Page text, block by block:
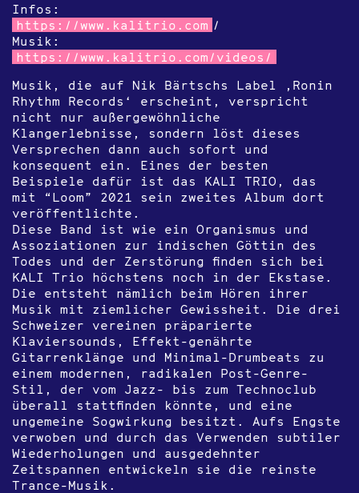
Infos:
https://www.kalitrio.com /
Musik:
https://www.kalitrio.com/videos/
Musik, die auf Nik Bärtschs Label ‚Ronin
Rhythm Records‘ erscheint, verspricht
nicht nur außergewöhnliche
Klangerlebnisse, sondern löst dieses
Versprechen dann auch sofort und
konsequent ein. Eines der besten
Beispiele dafür ist das KALI TRIO, das
mit “Loom” 2021 sein zweites Album dort
veröffentlichte.
Diese Band ist wie ein Organismus und
Assoziationen zur indischen Göttin des
Todes und der Zerstörung finden sich bei
KALI Trio höchstens noch in der Ekstase.
Die entsteht nämlich beim Hören ihrer
Musik mit ziemlicher Gewissheit. Die drei
Schweizer vereinen präparierte
Klaviersounds, Effekt-genährte
Gitarrenklänge und Minimal-Drumbeats zu
einem modernen, radikalen Post-Genre-
Stil, der vom Jazz- bis zum Technoclub
überall stattfinden könnte, und eine
ungemeine Sogwirkung besitzt. Aufs Engste
verwoben und durch das Verwenden subtiler
Wiederholungen und ausgedehnter
Zeitspannen entwickeln sie die reinste
Trance-Musik.